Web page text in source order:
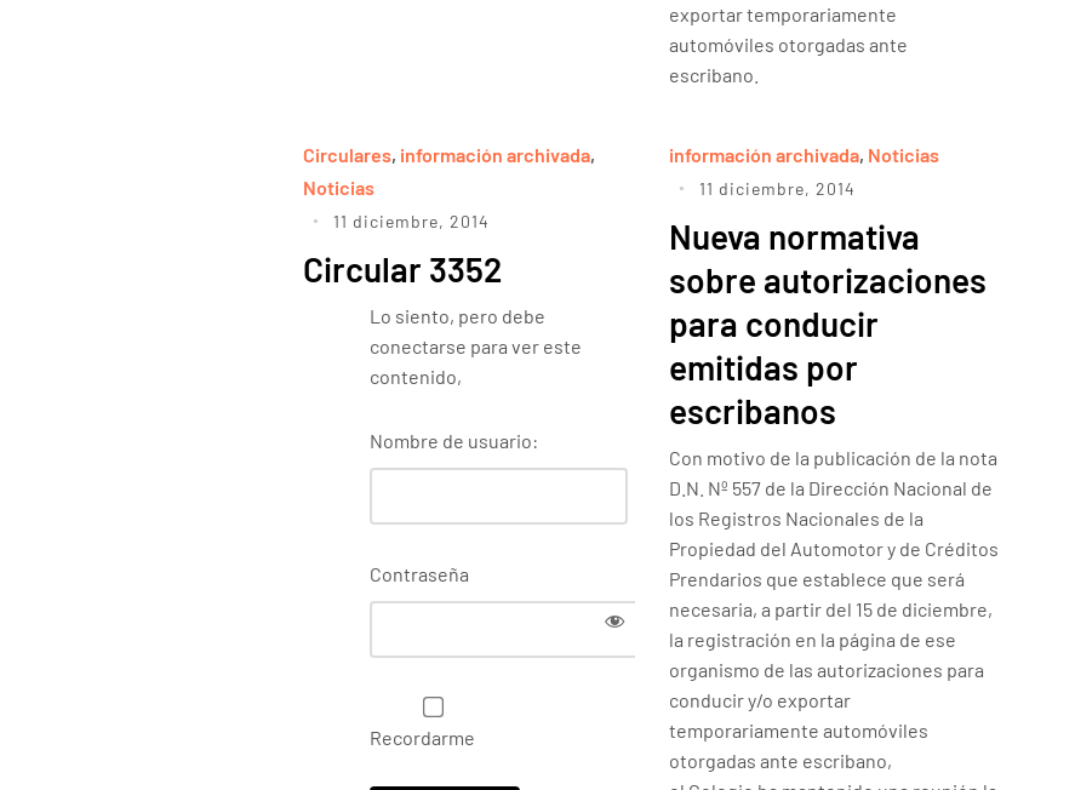
exportar temporariamente
automóviles otorgadas ante
escribano.
Circulares, información archivada,
Noticias
11 diciembre, 2014
Circular 3352
Lo siento, pero debe
conectarse para ver este
contenido,
Nombre de usuario:
Contraseña
Recordarme
información archivada, Noticias
11 diciembre, 2014
Nueva normativa
sobre autorizaciones
para conducir
emitidas por
escribanos
Con motivo de la publicación de la nota
D.N. Nº 557 de la Dirección Nacional de
los Registros Nacionales de la
Propiedad del Automotor y de Créditos
Prendarios que establece que será
necesaria, a partir del 15 de diciembre,
la registración en la página de ese
organismo de las autorizaciones para
conducir y/o exportar
temporariamente automóviles
otorgadas ante escribano,